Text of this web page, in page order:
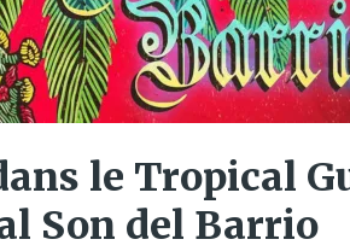
le Tropical
Son del Barrio